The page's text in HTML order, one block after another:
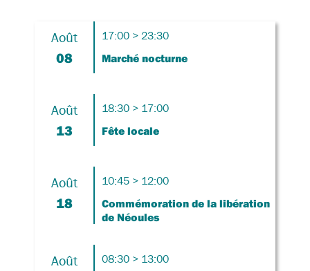
Août
08
17:00 > 23:30
Marché nocturne
Août
13
18:30 > 17:00
Fête locale
Août
18
10:45 > 12:00
Commémoration de la libération
de Néoules
Août
08:30 > 13:00